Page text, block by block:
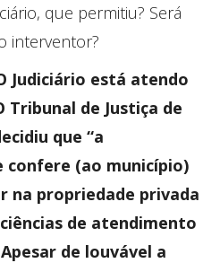
que permitiu? Será
interventor?
Judiciário está atendo
Tribunal de Justiça de
que “a
confere (ao município)
na propriedade privada
de atendimento
de louvável a